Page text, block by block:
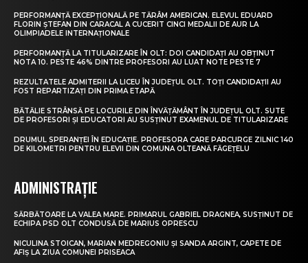
PERFORMANȚĂ EXCEPȚIONALĂ PE TĂRÂM AMERICAN. ELEVUL EDUARD
FLORIN ȘTEFAN DIN CARACAL A CUCERIT CINCI MEDALII DE AUR LA
OLIMPIADELE INTERNAȚIONALE
PERFORMANȚĂ LA TITULARIZARE ÎN OLT: DOI CANDIDAȚI AU OBȚINUT
NOTA 10. PESTE 46% DINTRE PROFESORI AU LUAT NOTE PESTE 7
REZULTATELE ADMITERII LA LICEU ÎN JUDEȚUL OLT. TOȚI CANDIDAȚII AU
FOST REPARTIZAȚI DIN PRIMA ETAPĂ
BĂTĂLIE STRÂNSĂ PE LOCURILE DIN ÎNVĂȚĂMÂNT ÎN JUDEȚUL OLT. SUTE
DE PROFESORI ȘI EDUCATORI AU SUSȚINUT EXAMENUL DE TITULARIZARE
DRUMUL SPERANȚEI ÎN EDUCAȚIE. PROFESORA CARE PARCURGE ZILNIC 140
DE KILOMETRI PENTRU ELEVII DIN COMUNA OLTEANĂ FĂGEȚELU
ADMINISTRAȚIE
SĂRBĂTOARE LA VALEA MARE. PRIMARUL GABRIEL DRAGNEA, SUSȚINUT DE
ECHIPA PSD OLT CONDUSĂ DE MARIUS OPRESCU
NICULINA STOICAN, MARIAN MEDREGONIU ȘI SANDA ARGINT, CAPETE DE
AFIȘ LA ZIUA COMUNEI PRISEACA